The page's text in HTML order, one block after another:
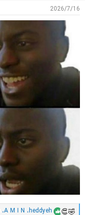
2026/7/16
heddyeh، A M I N،